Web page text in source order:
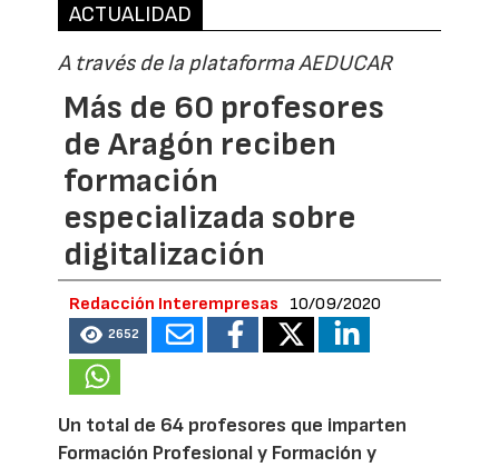
ACTUALIDAD
A través de la plataforma AEDUCAR
Más de 60 profesores
de Aragón reciben
formación
especializada sobre
digitalización
Redacción Interempresas 10/09/2020
2652
Un total de 64 profesores que imparten
Formación Profesional y Formación y